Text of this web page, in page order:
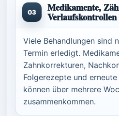
03 Medikamente,
Verlaufskontrollen
Viele Behandlungen sind
Termin erledigt.
Zahnkorrekturen,
Folgerezepte und
können über mehrere
zusammenkommen.